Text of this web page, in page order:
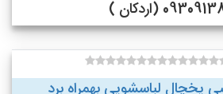
(اردکان )
لباسشویی بهمراه برد